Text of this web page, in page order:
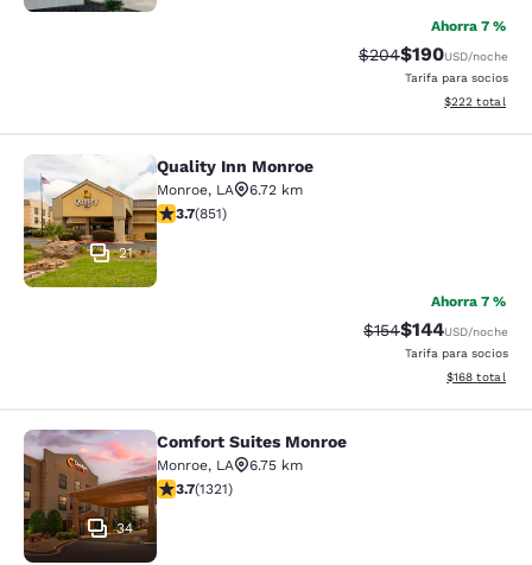
Ahorra 7 %
Precio tachado:
$204Precio con
$190USD/noche
Tarifa para socios
Ver detalles
$222 total
Quality Inn Monroe
21
Quality Inn Monroe
Monroe, LA
6.72 km
calificación de 3.71 estrellas. Bueno. 851 reseñas
3.7(851)
Ahorra 7 %
Precio tachado:
$154Precio con
$144USD/noche
Tarifa para socios
Ver detalles
$168 total
Comfort Suites Monroe
34
Comfort Suites Monroe
Monroe, LA
6.75 km
calificación de 3.69 estrellas. Bueno. 1321 reseñas
3.7(1321)